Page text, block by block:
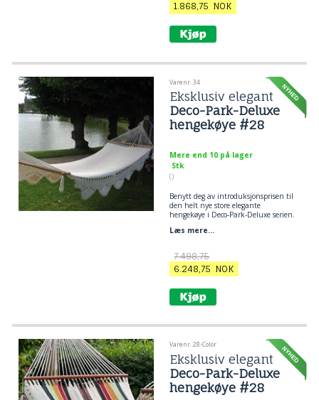
1.868,75 NOK
Varenr. 34
Eksklusiv elegant
Deco-Park-Deluxe
hengekøye #28
Mere end 10 på lager
Stk
()
Benytt deg av introduksjonsprisen til
den helt nye store elegante
hengekøye i Deco-Park-Deluxe serien.
mer komfort.
Læs mere...
7.498,75
6.248,75 NOK
Varenr. 28-Color
Eksklusiv elegant
Deco-Park-Deluxe
hengekøye #28